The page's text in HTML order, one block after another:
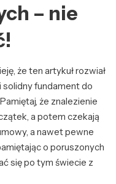
– nie
że ten artykuł rozwiał
fundament do
że znalezienie
a potem czekają
a nawet pewne
o poruszonych
się po tym świecie z